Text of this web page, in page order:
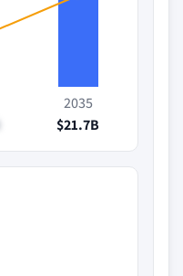
2035
$21.7B